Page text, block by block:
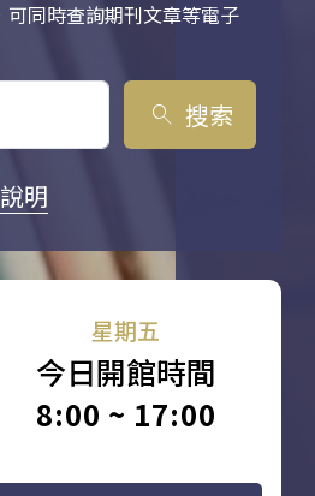
可同時查詢期刊文章等電子
search 搜索
明
星期五
今日開館時間
8:00 ~ 17:00